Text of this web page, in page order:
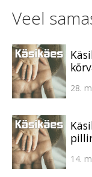
Veel
28.
14.